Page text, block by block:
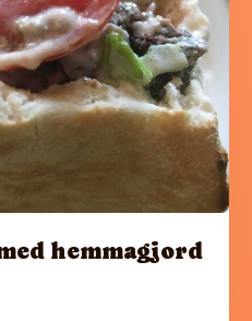
hemmagjord